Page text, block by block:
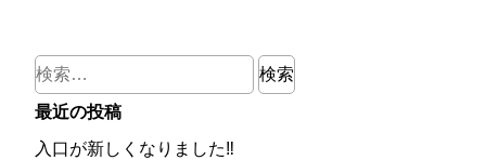
検
索:
最近の投稿
入口が新しくなりました‼